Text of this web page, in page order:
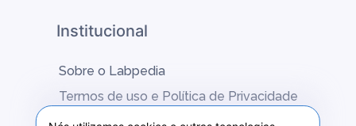
Institucional
Sobre o Labpedia
Termos de uso e Política de Privacidade
Fale conosco